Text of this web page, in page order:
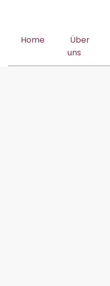
Home
Über
uns